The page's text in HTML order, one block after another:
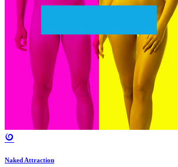
Naked Attraction